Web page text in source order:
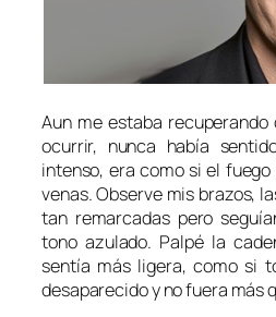
Aun me estaba
ocurrir, nunca había
intenso, era como si el
venas. Observe mis brazos,
tan remarcadas pero
tono azulado. Palpé la
sentía más ligera, como si
desaparecido y no fuera más